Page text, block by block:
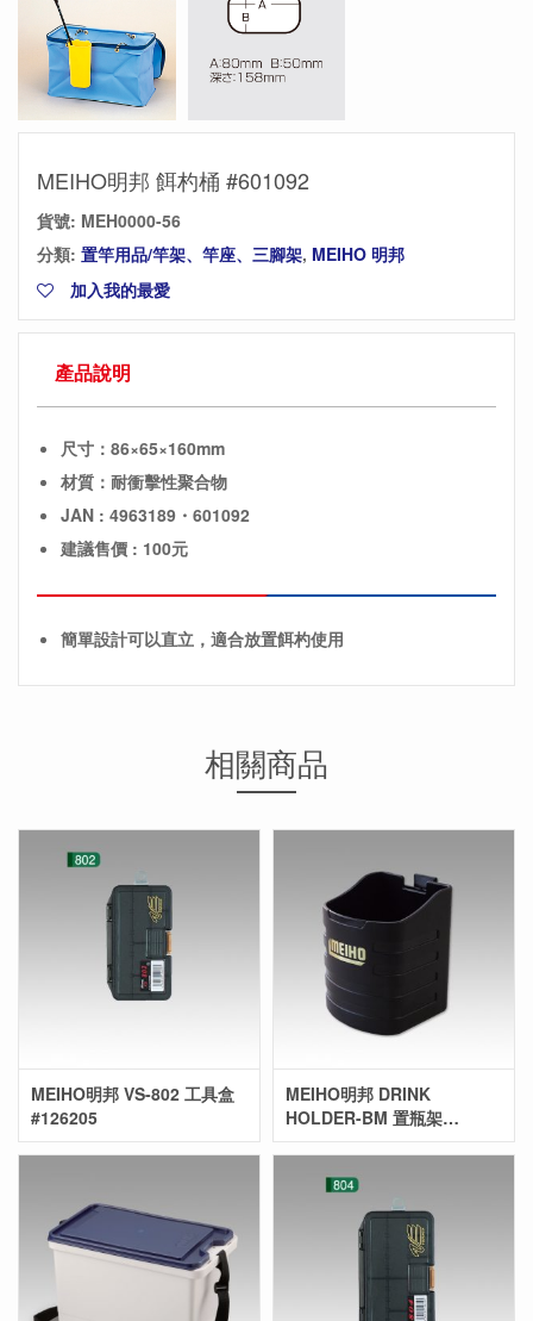
MEIHO明邦 餌杓桶 #601092
貨號: MEH0000-56
分類: 置竿用品/竿架、竿座、三腳架, MEIHO 明邦
加入我的最愛
產品說明
尺寸：86×65×160mm
材質：耐衝擊性聚合物
JAN : 4963189・601092
建議售價 : 100元
簡單設計可以直立，適合放置餌杓使用
相關商品
MEIHO明邦 VS-802 工具盒
#126205
MEIHO明邦 DRINK
HOLDER-BM 置瓶架
#612470